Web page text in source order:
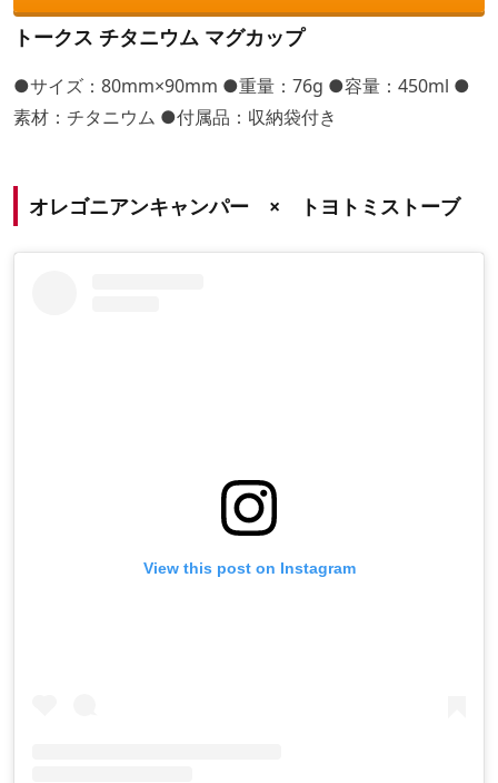
トークス チタニウム マグカップ
●サイズ：80mm×90mm ●重量：76g ●容量：450ml ●
素材：チタニウム ●付属品：収納袋付き
オレゴニアンキャンパー × トヨトミストーブ
View this post on Instagram